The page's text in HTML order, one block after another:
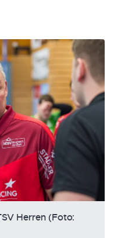
Herren (Foto: